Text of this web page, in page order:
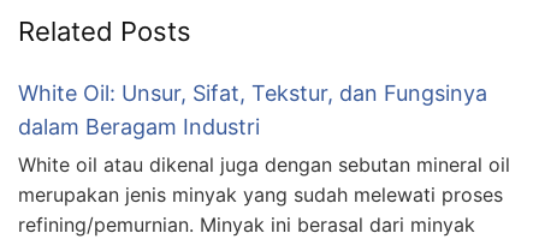
Related Posts
White Oil: Unsur, Sifat, Tekstur, dan Fungsinya
dalam Beragam Industri
White oil atau dikenal juga dengan sebutan mineral oil
merupakan jenis minyak yang sudah melewati proses
refining/pemurnian. Minyak ini berasal dari minyak